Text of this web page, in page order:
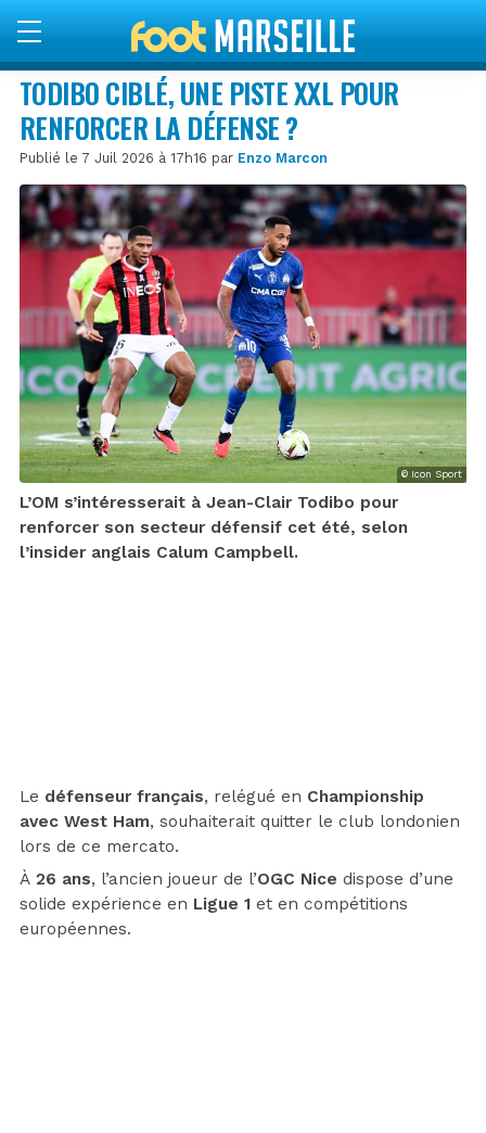
TODIBO CIBLÉ, UNE PISTE XXL POUR
RENFORCER LA DÉFENSE ?
Publié le 7 Juil 2026 à 17h16 par Enzo Marcon
© Icon Sport
L’OM s’intéresserait à Jean-Clair Todibo pour
renforcer son secteur défensif cet été, selon
l’insider anglais Calum Campbell.
Le défenseur français, relégué en Championship
avec West Ham, souhaiterait quitter le club londonien
lors de ce mercato.
À 26 ans, l’ancien joueur de l’OGC Nice dispose d’une
solide expérience en Ligue 1 et en compétitions
européennes.